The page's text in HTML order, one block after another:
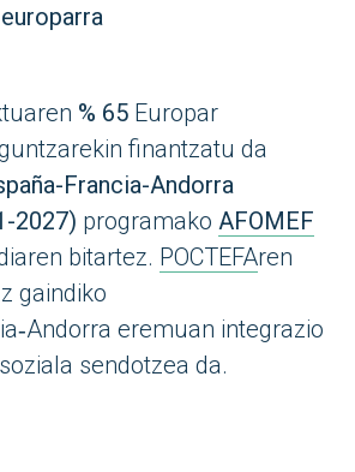
% 65 Europar
finantzatu da
Francia-Andorra
2027) programako AFOMEF
bitartez. POCTEFAren
gaindiko
eremuan integrazio
sendotzea da.